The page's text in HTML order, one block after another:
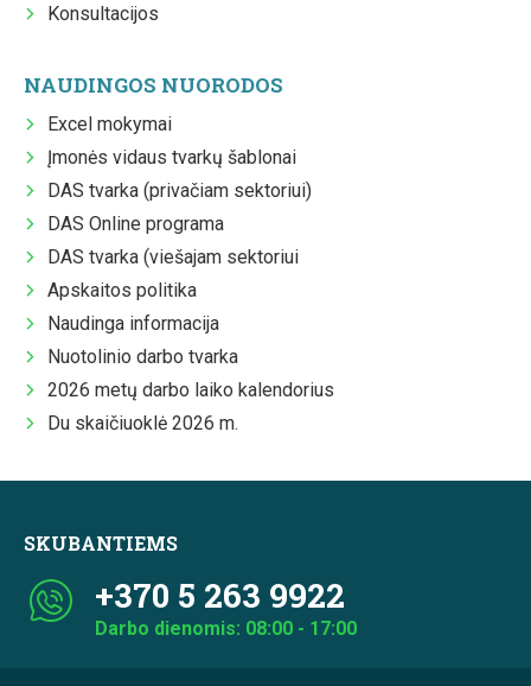
Konsultacijos
NAUDINGOS NUORODOS
Excel mokymai
Įmonės vidaus tvarkų šablonai
DAS tvarka (privačiam sektoriui)
DAS Online programa
DAS tvarka (viešajam sektoriui
Apskaitos politika
Naudinga informacija
Nuotolinio darbo tvarka
2026 metų darbo laiko kalendorius
Du skaičiuoklė 2026 m.
SKUBANTIEMS
+370 5 263 9922
Darbo dienomis: 08:00 - 17:00